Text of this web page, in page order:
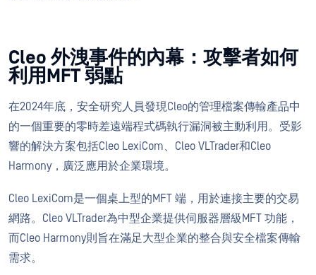
Cleo 外洩事件的內幕：攻擊者如何
利用MFT 弱點
在2024年底，安全研究人員發現Cleo的管理檔案傳輸產品中
的一個重要的零時差遠端程式碼執行漏洞被主動利用。受影
響的解決方案包括Cleo LexiCom、Cleo VLTrader和Cleo
Harmony，廣泛應用於企業環境。
Cleo LexiCom是一個桌上型的MFT 端，用於連接主要的交易
網路。Cleo VLTrader為中型企業提供伺服器層級MFT 功能，
而Cleo Harmony則旨在滿足大型企業的整合與安全檔案傳輸
需求。